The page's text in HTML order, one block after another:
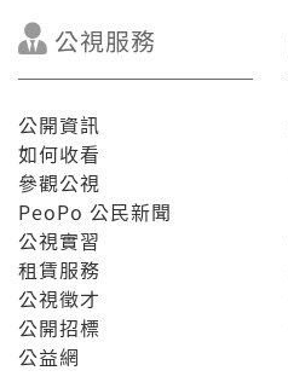
公視服務
公開資訊
如何收看
參觀公視
PeoPo 公民新聞
公視實習
租賃服務
公視徵才
公開招標
公益網